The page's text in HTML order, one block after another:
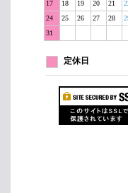
17 18 19 20 21
24
25 26 27 28
31
定休日